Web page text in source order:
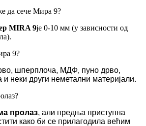
да сече Мира 9?
MIRA 9је 0-10 мм (у зависности од
9?
шперплоча, МДФ, пуно дрво,
и неки други неметални материјали.
пролаз, али предња приступна
како би се прилагодила већим